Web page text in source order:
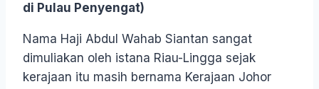
di Pulau Penyengat)
Nama Haji Abdul Wahab Siantan sangat
dimuliakan oleh istana Riau-Lingga sejak
kerajaan itu masih bernama Kerajaan Johor